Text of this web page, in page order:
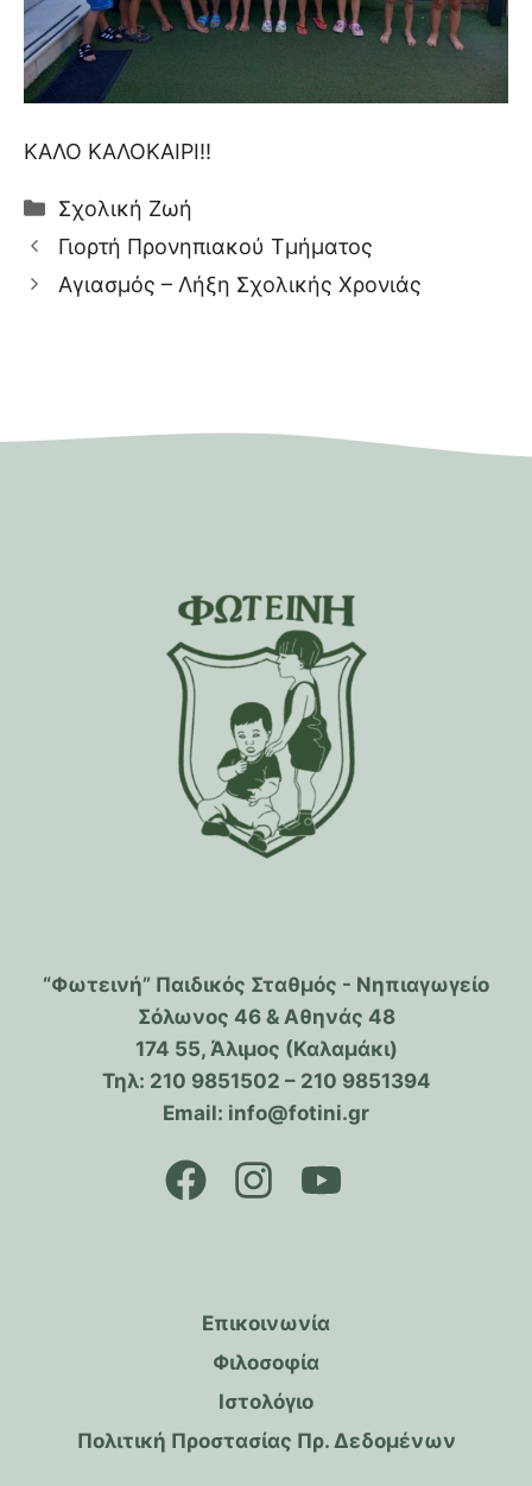
ΚΑΛΟ ΚΑΛΟΚΑΙΡΙ!!
Κατηγορίες
Σχολική Ζωή
Γιορτή Προνηπιακού Τμήματος
Αγιασμός – Λήξη Σχολικής Χρονιάς
“Φωτεινή” Παιδικός Σταθμός - Νηπιαγωγείο
Σόλωνος 46 & Αθηνάς 48
174 55, Άλιμος (Καλαμάκι)
Τηλ: 210 9851502 – 210 9851394
Email: info@fotini.gr
Επικοινωνία
Φιλοσοφία
Ιστολόγιο
Πολιτική Προστασίας Πρ. Δεδομένων